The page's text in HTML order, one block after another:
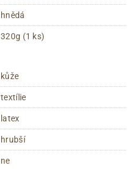
hnědá
320g (1 ks)
kůže
textílie
latex
hrubší
ne